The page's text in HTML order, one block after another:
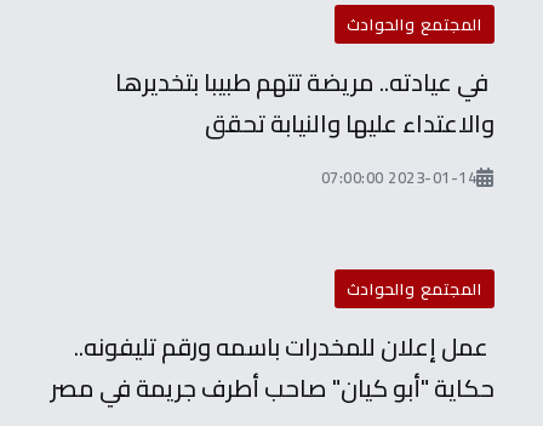
المجتمع والحوادث
في عيادته.. مريضة تتهم طبيبا بتخديرها
والاعتداء عليها والنيابة تحقق
2023-01-14 07:00:00
المجتمع والحوادث
عمل إعلان للمخدرات باسمه ورقم تليفونه..
حكاية "أبو كيان" صاحب أطرف جريمة في مصر